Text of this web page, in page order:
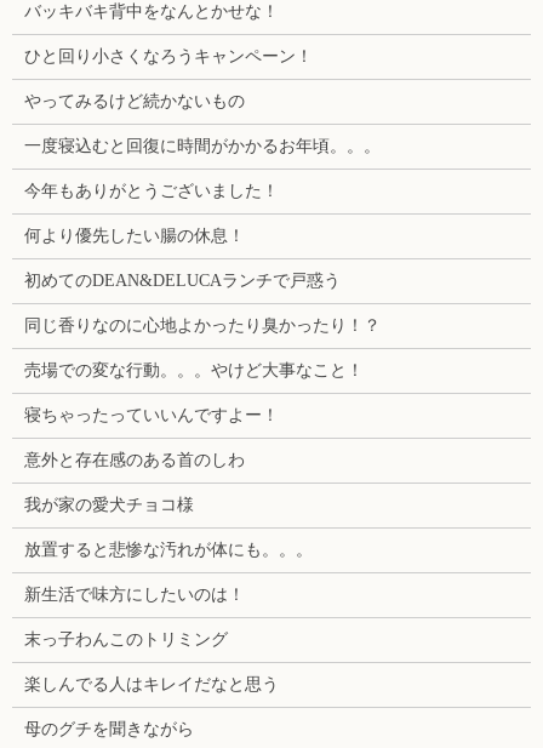
バッキバキ背中をなんとかせな！
ひと回り小さくなろうキャンペーン！
やってみるけど続かないもの
一度寝込むと回復に時間がかかるお年頃。。。
今年もありがとうございました！
何より優先したい腸の休息！
初めてのDEAN&DELUCAランチで戸惑う
同じ香りなのに心地よかったり臭かったり！？
売場での変な行動。。。やけど大事なこと！
寝ちゃったっていいんですよー！
意外と存在感のある首のしわ
我が家の愛犬チョコ様
放置すると悲惨な汚れが体にも。。。
新生活で味方にしたいのは！
末っ子わんこのトリミング
楽しんでる人はキレイだなと思う
母のグチを聞きながら